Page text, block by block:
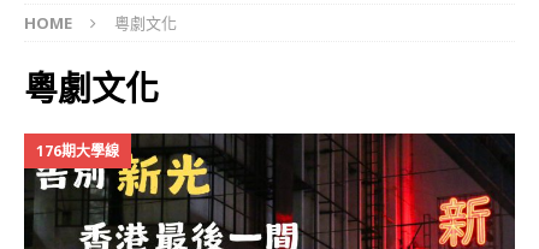
HOME 粵劇文化
粵劇文化
176期大學線